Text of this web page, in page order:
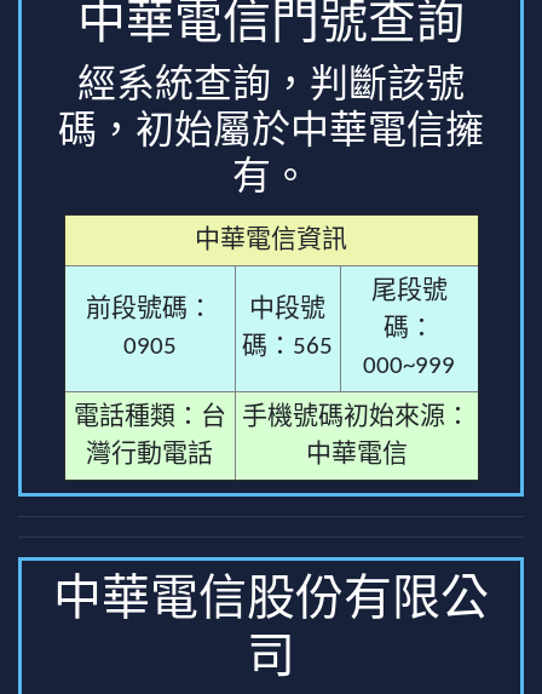
中華電信門號查詢
經系統查詢，判斷該號
碼，初始屬於中華電信擁
有。
中華電信資訊
前段號碼：
0905
中段號
碼：565
尾段號
碼：
000~999
電話種類：台
灣行動電話
手機號碼初始來源：
中華電信
中華電信股份有限公
司